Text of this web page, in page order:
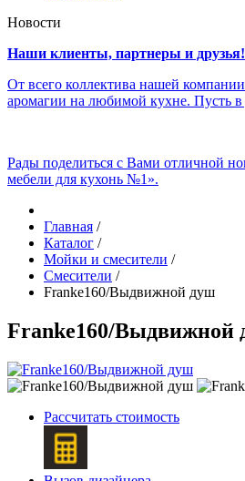
Новости
Наши клиенты, партнеры и друзья!
От всего коллектива нашей компании
аромагии на любимой кухне. Пусть
Рады поделиться с Вами отличной
мебели для кухонь №1».
Главная /
Каталог /
Мойки и смесители /
Смесители /
Franke160/Выдвижной душ
Franke160/Выдвижной
Рассчитать стоимость